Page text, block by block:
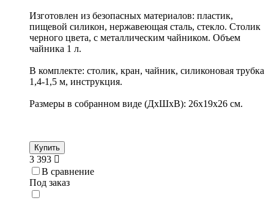
Изготовлен из безопасных материалов: пластик,
пищевой силикон, нержавеющая сталь, стекло. Столик
черного цвета, с металлическим чайником. Объем
чайника 1 л.
В комплекте: столик, кран, чайник, силиконовая трубка
1,4-1,5 м, инструкция.
Размеры в собранном виде (ДхШхВ): 26x19x26 см.
Купить
3 393
В сравнение
Под заказ